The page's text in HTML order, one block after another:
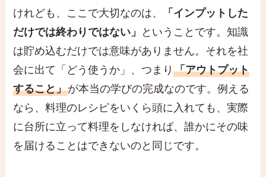
けれども、ここで大切なのは、
「インプットした
だけでは終わりではない」
ということです。知識
は貯め込むだけでは意味がありません。それを社
会に出て「どう使うか」、つまり「アウトプット
すること」が本当の学びの完成なのです。例える
なら、料理のレシピをいくら頭に入れても、実際
に台所に立って料理をしなければ、誰かにその味
を届けることはできないのと同じです。